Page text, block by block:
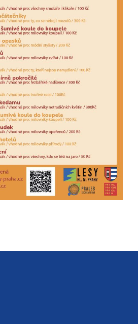
výkonu
našeho webu
a našich
reklamních
kampaní.
Jejich pomocí
určujeme
počet návštěv
a zdroje
návštěv našich
internetových
stránek. Data
získaná
pomocí
těchto
cookies
zpracováváme
které ukazují